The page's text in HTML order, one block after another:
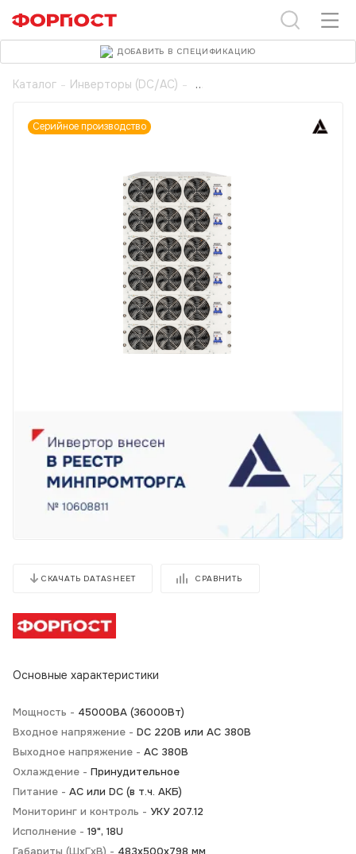
Каталог - Инверторы (DC/AC) -
Серийное производство
СКАЧАТЬ DATASHEET СРАВНИТЬ
Основные характеристики
Мощность - 45000BA (36000Вт)
Входное напряжение - DC 220В или AC 380В
Выходное напряжение - AC 380В
Охлаждение - Принудительное
Питание - АС или DC (в т.ч. АКБ)
Мониторинг и контроль - УКУ 207.12
Исполнение - 19", 18U
ДОБАВИТЬ В СПЕЦИФИКАЦИЮ